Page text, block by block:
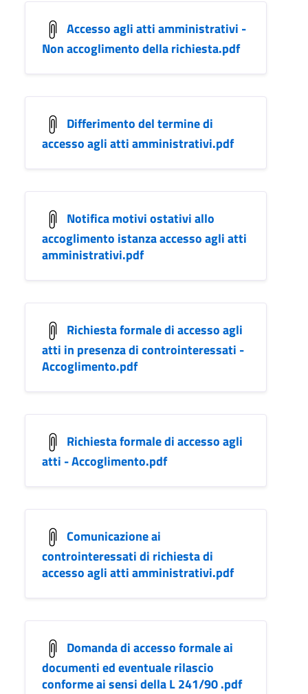
Accesso agli atti amministrativi -
Non accoglimento della richiesta.pdf
Differimento del termine di
accesso agli atti amministrativi.pdf
Notifica motivi ostativi allo
accoglimento istanza accesso agli atti
amministrativi.pdf
Richiesta formale di accesso agli
atti in presenza di controinteressati -
Accoglimento.pdf
Richiesta formale di accesso agli
atti - Accoglimento.pdf
Comunicazione ai
controinteressati di richiesta di
accesso agli atti amministrativi.pdf
Domanda di accesso formale ai
documenti ed eventuale rilascio
conforme ai sensi della L 241/90 .pdf